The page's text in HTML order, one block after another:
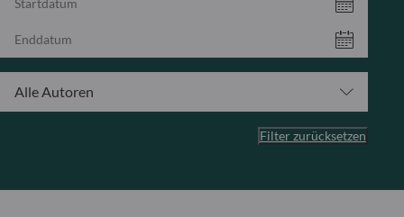
Alle Autoren
Filter zurücksetzen